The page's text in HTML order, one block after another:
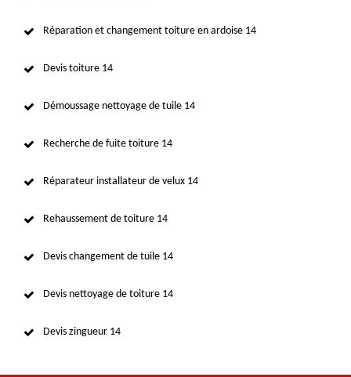
Réparation et changement toiture en ardoise 14
Devis toiture 14
Démoussage nettoyage de tuile 14
Recherche de fuite toiture 14
Réparateur installateur de velux 14
Rehaussement de toiture 14
Devis changement de tuile 14
Devis nettoyage de toiture 14
Devis zingueur 14